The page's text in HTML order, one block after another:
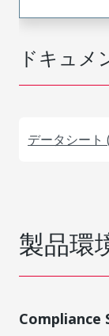
ドキュメ
データシート
製品環